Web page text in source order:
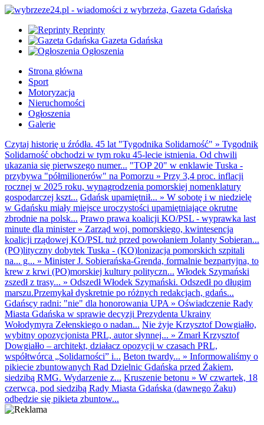
Reprinty
Gazeta Gdańska
Ogłoszenia
Strona główna
Sport
Motoryzacja
Nieruchomości
Ogłoszenia
Galerie
Czytaj historię u źródła. 45 lat "Tygodnika Solidarność" » Tygodnik
Solidarność obchodzi w tym roku 45-lecie istnienia. Od chwili
ukazania się pierwszego numer... "TOP 20" w enklawie Tuska -
przybywa "półmilionerów" na Pomorzu » Przy 3,4 proc. inflacji
rocznej w 2025 roku, wynagrodzenia pomorskiej nomenklatury
gospodarczej kszt... Gdańsk upamiętnił... » W sobotę i w niedzielę
w Gdańsku miały miejsce uroczystości upamiętniające okrutne
zbrodnie na polsk... Prawo prawa koalicji KO/PSL - wyprawka last
minute dla minister» Zarząd woj. pomorskiego, kwintesencja
koalicji rządowej KO/PSL tuż przed powołaniem Jolanty Sobieran...
(PO)lityczny dobytek Tuska - (KO)lonizacja pomorskich szpitali
na... g... » Minister J. Sobierańska-Grenda, formalnie bezpartyjna, to
krew z krwi (PO)morskiej kultury polityczn... Włodek Szymański
zszedł z trasy... » Odszedł Włodek Szymański. Odszedł po długim
marszu.Przemykał dyskretnie po różnych redakcjach, gdańs...
Gdańscy radni: "nie" dla honorowania UPA » Oświadczenie Rady
Miasta Gdańska w sprawie decyzji Prezydenta Ukrainy
Wołodymyra Zełenskiego o nadan... Nie żyje Krzysztof Dowgiałło,
wybitny opozycjonista PRL, autor słynnej... » Zmarł Krzysztof
Dowgiałło – architekt, działacz opozycji w czasach PRL,
współtwórca „Solidarności” i... Beton twardy... » Informowaliśmy o
pikiecie zbuntowanych Rad Dzielnic Gdańska przed Żakiem,
siedzibą RMG. Wydarzenie z... Kruszenie betonu » W czwartek, 18
czerwca, pod siedzibą Rady Miasta Gdańska (dawnego Żaku)
odbędzie się pikieta zbuntow...